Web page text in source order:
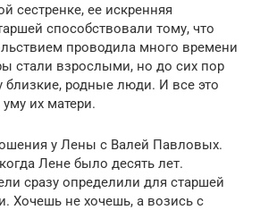
сестренке, ее искренняя
способствовали тому, что
проводила много времени
стали взрослыми, но до сих пор
близкие, родные люди. И все это
их матери.
у Лены с Валей Павловых.
Лене было десять лет.
сразу определили для старшей
Хочешь не хочешь, а возись с